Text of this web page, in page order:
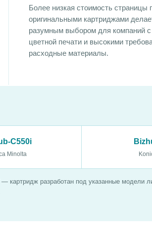
Более низкая стоимость страницы
оригинальными картриджами
разумным выбором для компаний
цветной печати и высокими
расходные материалы.
C550i
Minolta
разработан под указанные модели